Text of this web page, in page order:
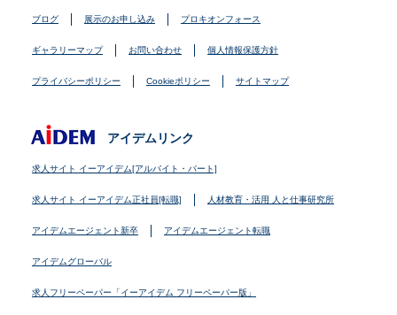
ブログ 展示のお申し込み プロキオンフォース
ギャラリーマップ お問い合わせ 個人情報保護方針
プライバシーポリシー Cookieポリシー サイトマップ
アイデムリンク
求人サイト イーアイデム[アルバイト・パート]
求人サイト イーアイデム正社員[転職] 人材教育・活用 人と仕事研究所
アイデムエージェント新卒 アイデムエージェント転職
アイデムグローバル
求人フリーペーパー「イーアイデム フリーペーパー版」